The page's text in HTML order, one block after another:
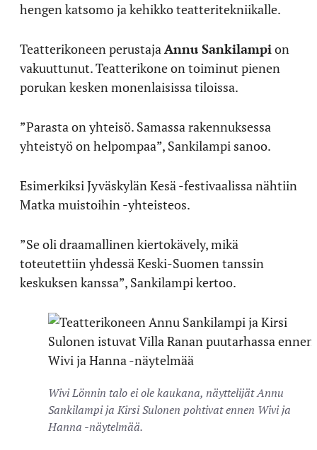
hengen katsomo ja kehikko teatteritekniikalle.
Teatterikoneen perustajaAnnu Sankilampion
vakuuttunut. Teatterikone on toiminut pienen
porukan kesken monenlaisissa tiloissa.
”Parasta on yhteisö. Samassa rakennuksessa
yhteistyö on helpompaa”, Sankilampi sanoo.
Esimerkiksi Jyväskylän Kesä -festivaalissa nähtiin
Matka muistoihin -yhteisteos.
”Se oli draamallinen kiertokävely, mikä
toteutettiin yhdessä Keski-Suomen tanssin
keskuksen kanssa”, Sankilampi kertoo.
Wivi Lönnin talo ei ole kaukana, näyttelijät Annu
Sankilampi ja Kirsi Sulonen pohtivat ennen Wivi ja
Hanna -näytelmää.